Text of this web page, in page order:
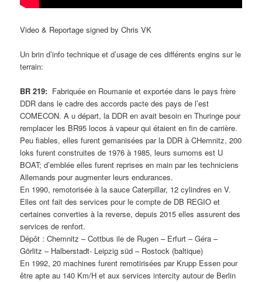
Video & Reportage signed by Chris VK
Un brin d’info technique et d’usage de ces différents engins sur le
terrain:
BR 219: Fabriquée en Roumanie et exportée dans le pays frère
DDR dans le cadre des accords pacte des pays de l’est
COMECON. A u départ, la DDR en avait besoin en Thuringe pour
remplacer les BR95 locos à vapeur qui étaient en fin de carrière.
Peu fiables, elles furent gemanisées par la DDR à CHemnitz, 200
loks furent construites de 1976 à 1985, leurs surnoms est U
BOAT; d’emblée elles furent reprises en main par les techniciens
Allemands pour augmenter leurs endurances.
En 1990, remotorisée à la sauce Caterpillar, 12 cylindres en V.
Elles ont fait des services pour le compte de DB REGIO et
certaines converties à la reverse, depuis 2015 elles assurent des
services de renfort.
Dépôt : Chemnitz – Cottbus ile de Rugen – Erfurt – Géra –
Görlitz – Halberstadt- Leipzig süd – Rostock (baltique)
En 1992, 20 machines furent remotirisées par Krupp Essen pour
être apte au 140 Km/H et aux services intercity autour de Berlin